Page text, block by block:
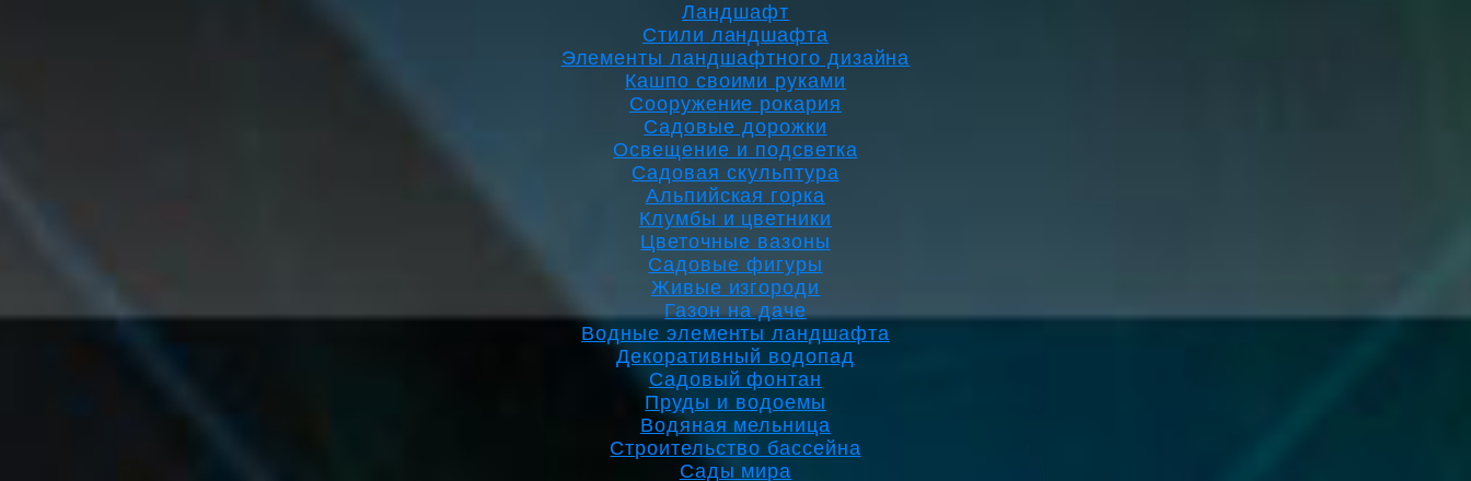
Ландшафт
Стили ландшафта
Элементы ландшафтного дизайна
Кашпо своими руками
Сооружение рокария
Садовые дорожки
Освещение и подсветка
Садовая скульптура
Альпийская горка
Клумбы и цветники
Цветочные вазоны
Садовые фигуры
Живые изгороди
Газон на даче
Водные элементы ландшафта
Декоративный водопад
Садовый фонтан
Пруды и водоемы
Водяная мельница
Строительство бассейна
Сады мира